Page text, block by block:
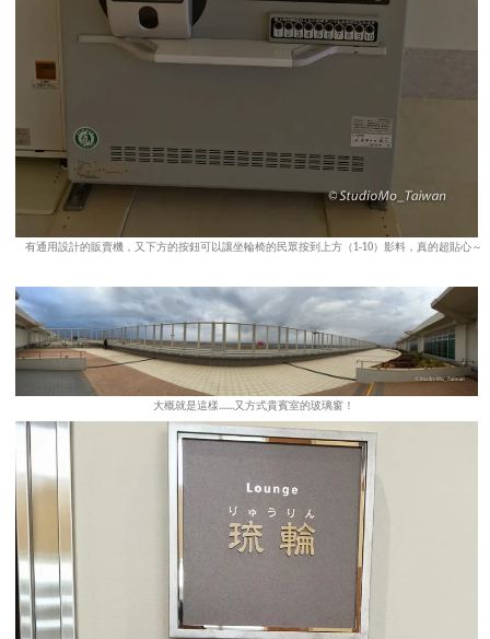
有通用設計的販賣機，又下方的按鈕可以讓坐輪椅的民眾按到上方（1-10）影料，真的超貼心～
大概就是這樣.......又方式貴賓室的玻璃窗！